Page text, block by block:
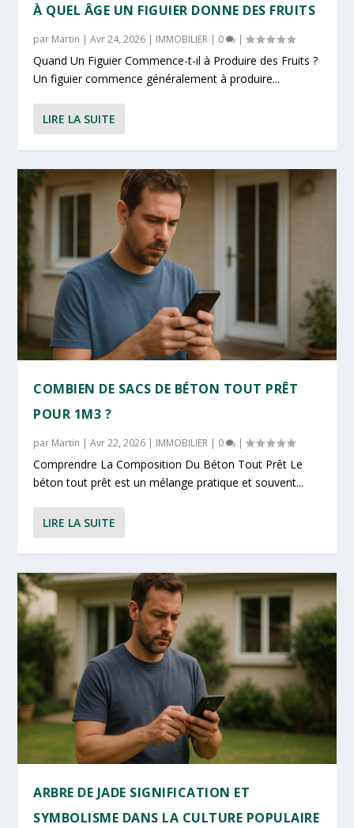
À QUEL ÂGE UN FIGUIER DONNE DES FRUITS
par Martin |Avr 24, 2026 IMMOBILIER 0 |
Quand Un Figuier Commence-t-il à Produire des Fruits ?
Un figuier commence généralement à produire...
LIRE LA SUITE
COMBIEN DE SACS DE BÉTON TOUT PRÊT
POUR 1M3 ?
par Martin |Avr 22, 2026 | IMMOBILIER | 0 |
Comprendre La Composition Du Béton Tout Prêt Le
béton tout prêt est un mélange pratique et souvent...
LIRE LA SUITE
ARBRE DE JADE SIGNIFICATION ET
SYMBOLISME DANS LA CULTURE POPULAIRE